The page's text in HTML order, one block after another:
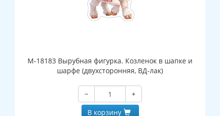
М-18183 Вырубная фигурка. Козленок в шапке и
шарфе (двухсторонняя, ВД-лак)
−
+
В корзину